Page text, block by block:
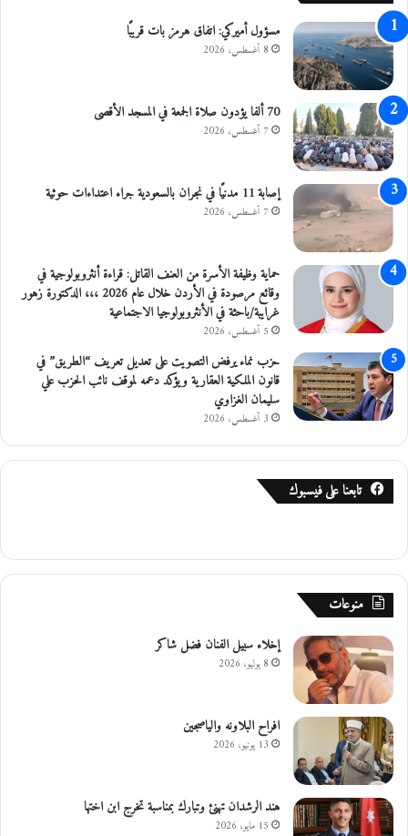
مسؤول أميركي: اتفاق هرمز بات قريبًا
8 أغسطس، 2026
70 ألفا يؤدون صلاة الجمعة في المسجد الأقصى
7 أغسطس، 2026
إصابة 11 مدنيًا في نجران بالسعودية جراء اعتداءات حوثية
7 أغسطس، 2026
حماية وظيفة الأسرة من العنف القاتل: قراءة أنثروبولوجية في
وقائع مرصودة في الأردن خلال عام 2026 ،،، الدكتورة زهور
غرايبة/باحثة في الأنثروبولوجيا الاجتماعية
5 أغسطس، 2026
حزب نماء يرفض التصويت على تعديل تعريف “الطريق” في
قانون الملكية العقارية ويؤكد دعمه لموقف نائب الحزب علي
سليمان الغزاوي
3 أغسطس، 2026
تابعنا على فيسبوك
منوعات
إخلاء سبيل الفنان فضل شاكر
8 يوليو، 2026
افراح البلاونه والياصجين
13 يونيو، 2026
هند الرشدان تهنئ وتبارك بمناسبة تخرج ابن اختها
15 مايو، 2026